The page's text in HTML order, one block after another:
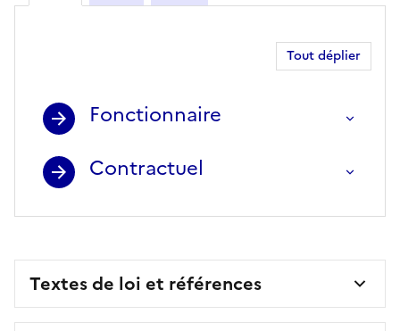
Tout déplier
Fonctionnaire
Contractuel
Textes de loi et références